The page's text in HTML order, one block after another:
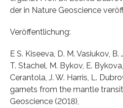
der in Nature Geoscience
Veröffentlichung:
E S. Kiseeva, D. M. Vasiukov,
T. Stachel, M. Bykov, E.
Cerantola, J. W. Harris, L.
garnets from the mantle
Geoscience (2018),